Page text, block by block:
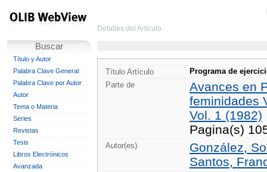
Buscar
Título y Autor
Palabra Clave General
Palabra Clave por Autor
Autor
Tema o Materia
Series
Revistas
Tesis
Libros Electrónicos
Avanzada
Detalles del Artículo
Título Artículo
Programa de
Parte de
Avances en
feminidades
Vol. 1 (1982)
Pagina(s)
Autor(es)
González,
Santos,